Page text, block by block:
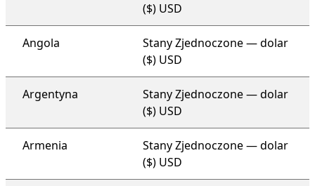
($) USD
Angola
Stany Zjednoczone — dolar
($) USD
Argentyna
Stany Zjednoczone — dolar
($) USD
Armenia
Stany Zjednoczone — dolar
($) USD